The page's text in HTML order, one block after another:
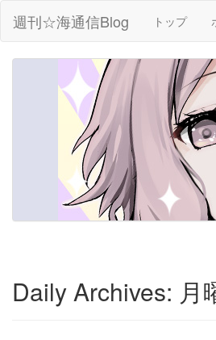
週刊☆海通信Blog トップ
Daily Archives: 月